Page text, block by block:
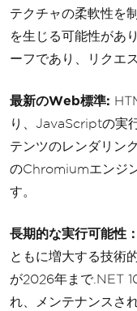
テクチャの柔軟性を
を生じる可能性があ
ーフであり、リクエ
最新のWeb標準:
り、JavaScriptの実
テンツのレンダリン
のChromiumエンジ
す。
長期的な実行可能性：
ともに増大する技術
が2026年まで.NET
れ、メンテナンスさ